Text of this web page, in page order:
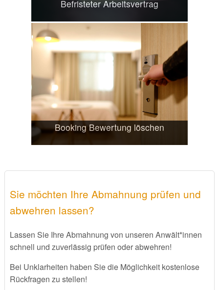
Befristeter Arbeitsvertrag
Booking Bewertung löschen
Sie möchten Ihre Abmahnung prüfen und
abwehren lassen?
Lassen Sie Ihre Abmahnung von unseren Anwält*innen
schnell und zuverlässig prüfen oder abwehren!
Bei Unklarheiten haben Sie die Möglichkeit kostenlose
Rückfragen zu stellen!